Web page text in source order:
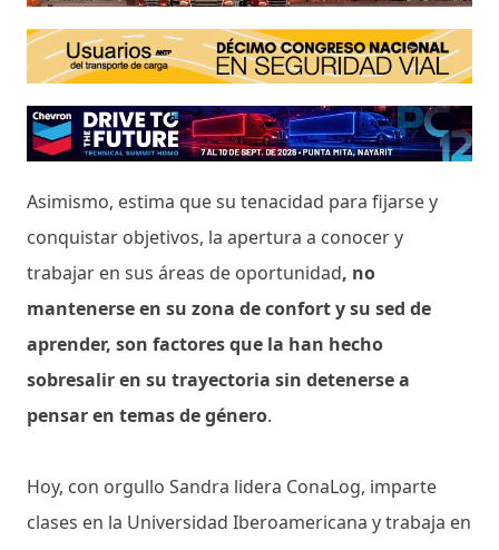
Asimismo, estima que su tenacidad para fijarse y
conquistar objetivos, la apertura a conocer y
trabajar en sus áreas de oportunidad, no
mantenerse en su zona de confort y su sed de
aprender, son factores que la han hecho
sobresalir en su trayectoria sin detenerse a
pensar en temas de género.
Hoy, con orgullo Sandra lidera ConaLog, imparte
clases en la Universidad Iberoamericana y trabaja en